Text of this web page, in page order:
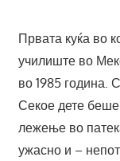
Првата куќа во
училиште во
во 1985 година.
Секое дете
лежење во
ужасно и –